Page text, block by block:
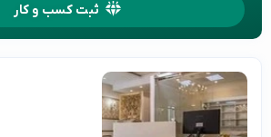
ثبت کسب و کار